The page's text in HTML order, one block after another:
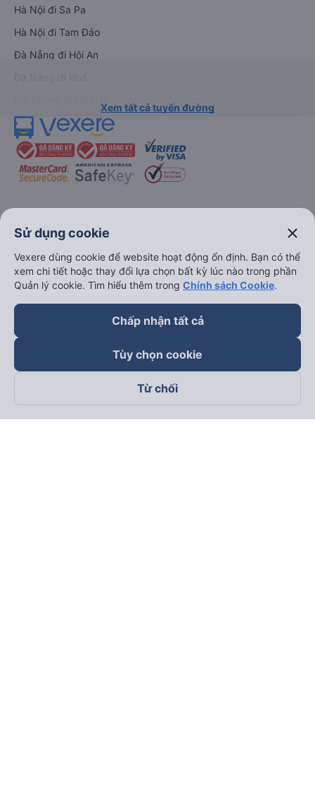
Hà Nội đi Sa Pa
Hà Nội đi Tam Đảo
Đà Nẵng đi Hội An
Xem tất cả tuyến đường
keyboard_arrow_down
Về chúng tôi
keyboard_arrow_down
Hỗ trợ
keyboard_arrow_down
Trở thành đối tác
Đối tác thanh toán
Sử dụng cookie close
Vexere dùng cookie để website hoạt động ổn định. Bạn có thể
xem chi tiết hoặc thay đổi lựa chọn bất kỳ lúc nào trong phần
Quản lý cookie. Tìm hiểu thêm trong Chính sách Cookie.
Chấp nhận tất cả
Tùy chọn cookie
Từ chối